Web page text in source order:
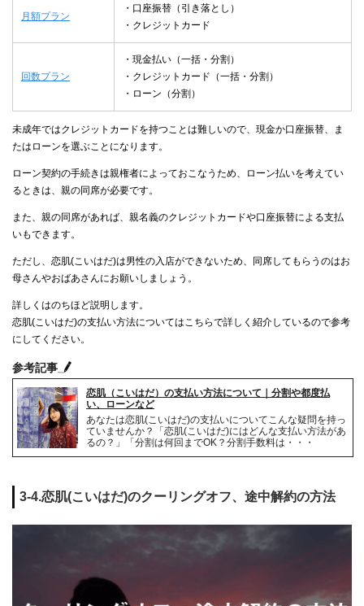
月額プラン
・口座振替（引き落とし）
・クレジットカード
回数プラン
・現金払い（一括・分割）
・クレジットカード（一括・分割）
・ローン（分割）
未成年ではクレジットカードを持つことは難しいので、現金か口座振替、ま
たはローンを選ぶことになります。
ローン契約の手続きは親権者によっておこなうため、ローン払いを考えてい
るときは、親の同席が必要です。
また、親の同席があれば、親名義のクレジットカードや口座振替による支払
いもできます。
ただし、恋肌(こいはだ)は男性の入店ができないため、同席してもらうのはお
母さんやおばあさんにお願いしましょう。
詳しくはのちほど説明します。
恋肌(こいはだ)の支払い方法についてはこちらで詳しく紹介しているので参考
にしてください。
参考記事
恋肌（こいはだ）の支払い方法について｜分割や都度払
い、ローンなど
あなたは恋肌(こいはだ)の支払いについてこんな疑問を持っ
ていませんか？「恋肌(こいはだ)にはどんな支払い方法があ
るの？」「分割は何回までOK？分割手数料は・・・
3-4.恋肌(こいはだ)のクーリングオフ、途中解約の方法